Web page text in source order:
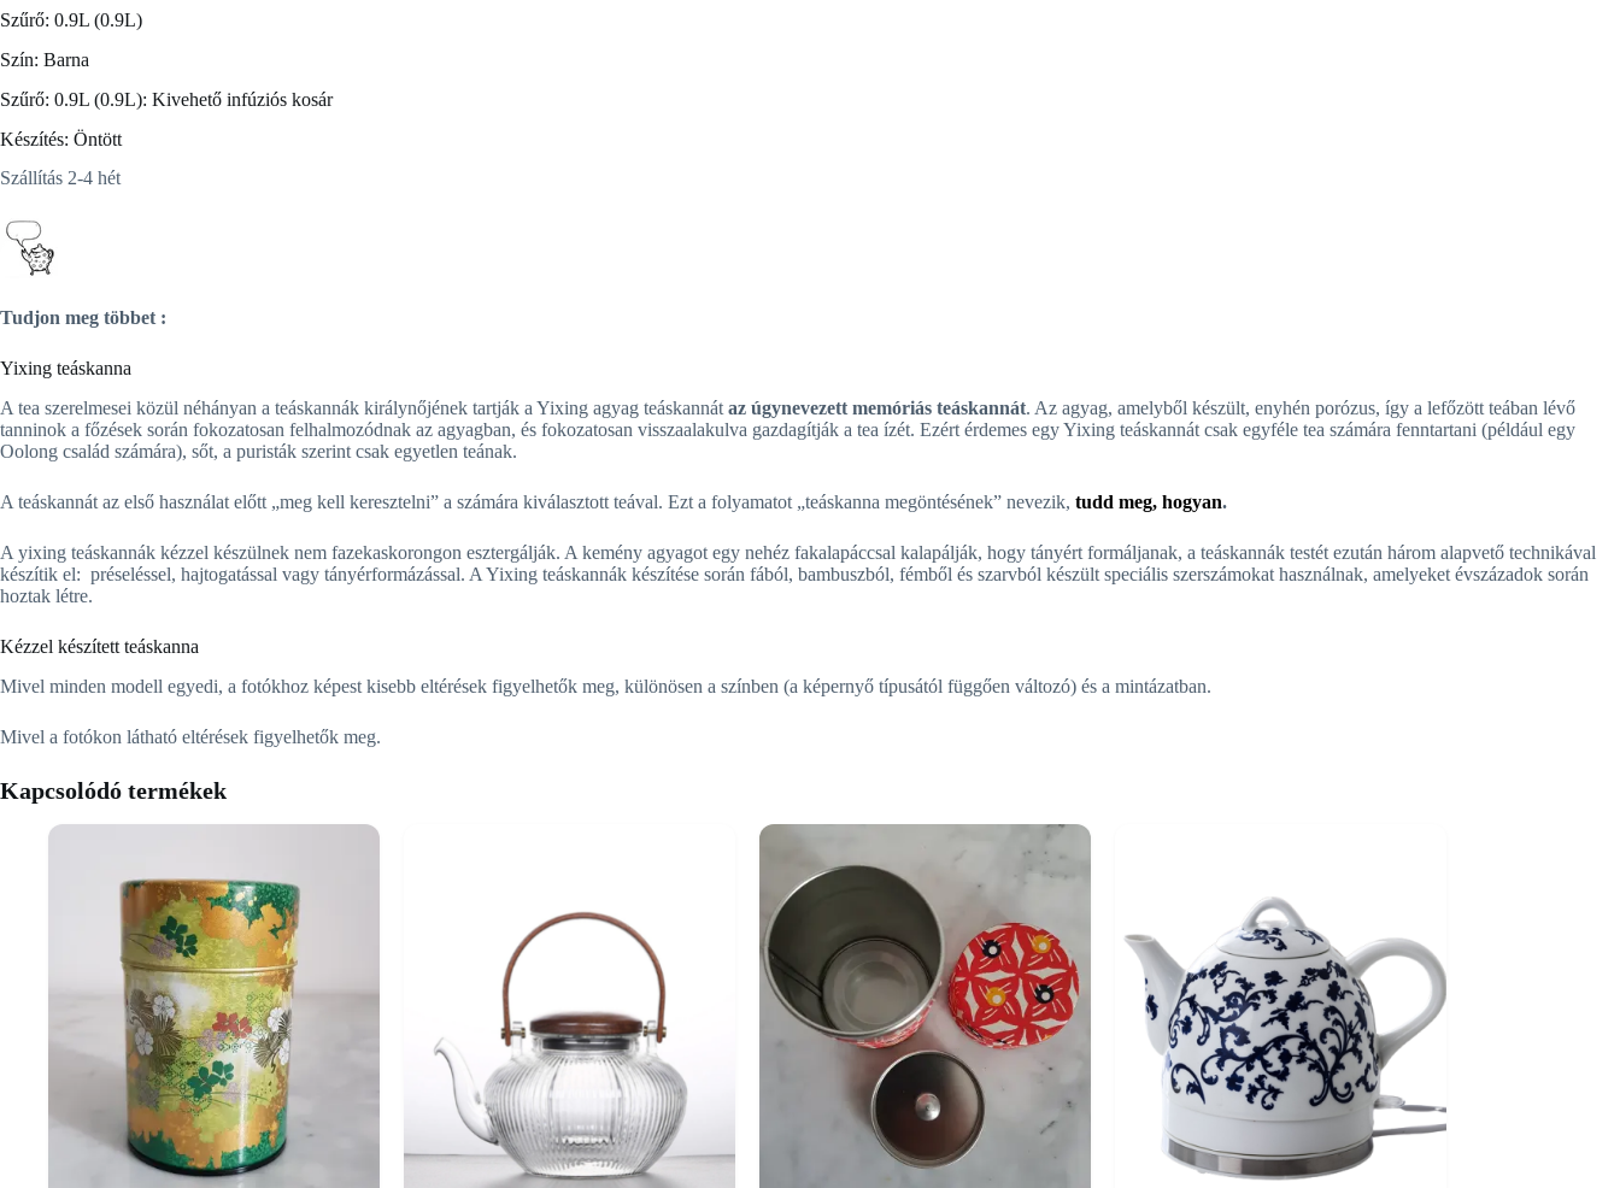
Szűrő: 0.9L (0.9L)
Szín: Barna
Szűrő: 0.9L (0.9L): Kivehető infúziós kosár
Készítés: Öntött
Szállítás 2-4 hét
Tudjon meg többet :
Yixing teáskanna
A tea szerelmesei közül néhányan a teáskannák királynőjének tartják a Yixing agyag teáskannát az úgynevezett memóriás teáskannát. Az agyag, amelyből készült, enyhén porózus, így a lefőzött teában lévő
tanninok a főzések során fokozatosan felhalmozódnak az agyagban, és fokozatosan visszaalakulva gazdagítják a tea ízét. Ezért érdemes egy Yixing teáskannát csak egyféle tea számára fenntartani (például egy
Oolong család számára), sőt, a puristák szerint csak egyetlen teának.
A teáskannát az első használat előtt „meg kell keresztelni” a számára kiválasztott teával. Ezt a folyamatot „teáskanna megöntésének” nevezik, tudd meg, hogyan.
A yixing teáskannák kézzel készülnek nem fazekaskorongon esztergálják. A kemény agyagot egy nehéz fakalapáccsal kalapálják, hogy tányért formáljanak, a teáskannák testét ezután három alapvető technikával
készítik el: préseléssel, hajtogatással vagy tányérformázással. A Yixing teáskannák készítése során fából, bambuszból, fémből és szarvból készült speciális szerszámokat használnak, amelyeket évszázadok során
hoztak létre.
Kézzel készített teáskanna
Mivel minden modell egyedi, a fotókhoz képest kisebb eltérések figyelhetők meg, különösen a színben (a képernyő típusától függően változó) és a mintázatban.
Mivel a fotókon látható eltérések figyelhetők meg.
Kapcsolódó termékek